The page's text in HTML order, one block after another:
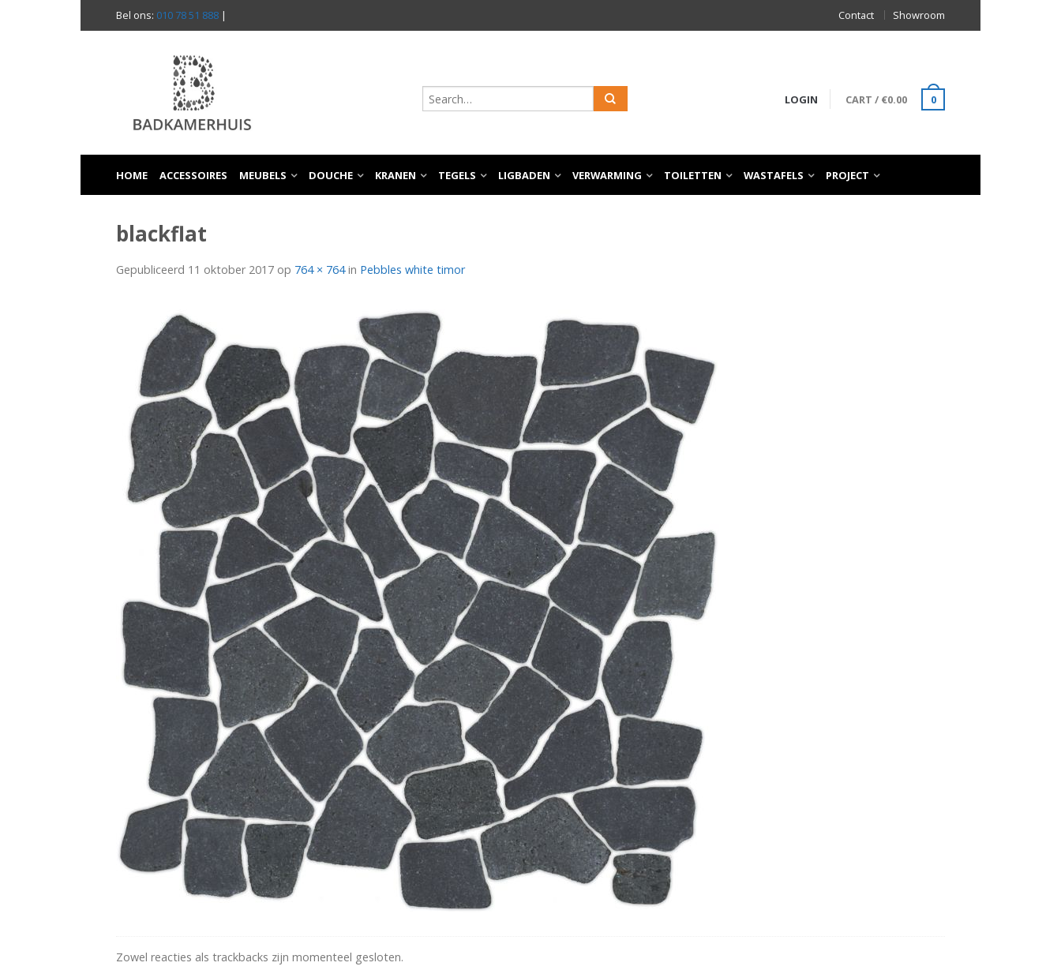
Bel ons: 010 78 51 888 | Contact Showroom
LOGIN CART / €0.00 0
HOME ACCESSOIRES MEUBELS DOUCHE KRANEN TEGELS LIGBADEN VERWARMING TOILETTEN WASTAFELS PROJECT
blackflat
Gepubliceerd 11 oktober 2017 op 764 × 764in Pebbles white timor
Zowel reacties als trackbacks zijn momenteel gesloten.